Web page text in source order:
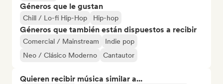
Géneros que le gustan
Chill / Lo-fi Hip-Hop Hip-hop
Géneros que también están dispuestos a recibir
Comercial / Mainstream
Indie pop
Neo / Clásico Moderno
Cantautor
Quieren recibir música similar a...